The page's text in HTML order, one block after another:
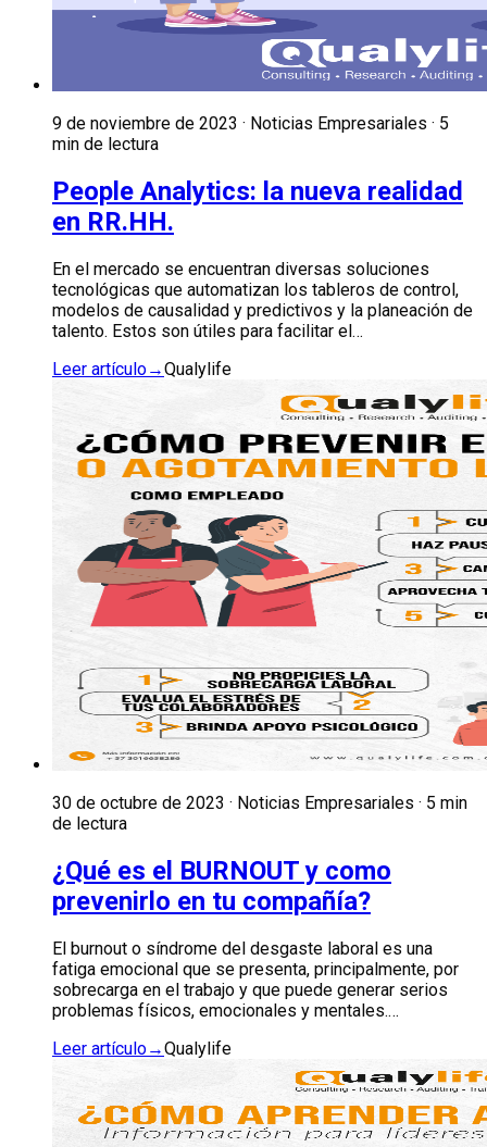
9 de noviembre de 2023 · Noticias Empresariales · 5
min de lectura
People Analytics: la nueva realidad
en RR.HH.
En el mercado se encuentran diversas soluciones
tecnológicas que automatizan los tableros de control,
modelos de causalidad y predictivos y la planeación de
talento. Estos son útiles para facilitar el…
Leer artículo→Qualylife
30 de octubre de 2023 · Noticias Empresariales · 5 min
de lectura
¿Qué es el BURNOUT y como
prevenirlo en tu compañía?
El burnout o síndrome del desgaste laboral es una
fatiga emocional que se presenta, principalmente, por
sobrecarga en el trabajo y que puede generar serios
problemas físicos, emocionales y mentales.…
Leer artículo→Qualylife